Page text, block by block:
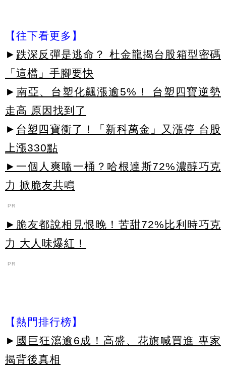
【往下看更多】
► 跌深反彈是逃命？ 杜金龍揭台股箱型密碼
「這檔」手腳要快
► 南亞、台塑化飆漲逾5%！ 台塑四寶逆勢
走高 原因找到了
► 台塑四寶衝了！「新科萬金」又漲停 台股
上漲330點
►一個人爽嗑一桶？哈根達斯72%濃醇巧克
力 掀脆友共鳴
PR
►脆友都說相見恨晚！苦甜72%比利時巧克
力 大人味爆紅！
PR
【熱門排行榜】
► 國巨狂瀉逾6成！高盛、花旗喊買進 專家
揭背後真相